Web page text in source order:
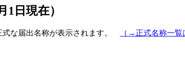
日現在）
な届出名称が表示されます。 （→正式名称一覧